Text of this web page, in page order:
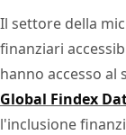
Il settore della
finanziari
hanno accesso al
Global Findex
l'inclusione